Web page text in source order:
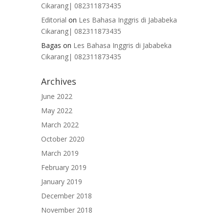
Cikarang| 082311873435
Editorial on Les Bahasa Inggris di Jababeka
Cikarang| 082311873435
Bagas on Les Bahasa Inggris di Jababeka
Cikarang| 082311873435
Archives
June 2022
May 2022
March 2022
October 2020
March 2019
February 2019
January 2019
December 2018
November 2018